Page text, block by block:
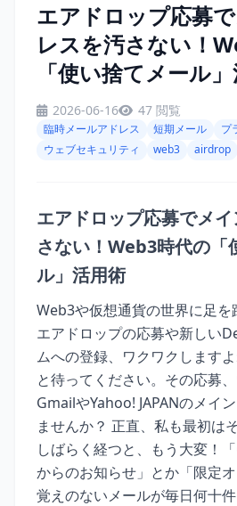
エアドロップ応募
レスを汚さない！
「使い捨てメール
2026-06-16 47 閲覧
臨時メールアドレス 短期メール
プ
ウェブセキュリティ
web3 airdrop
エアドロップ応募でメ
さない！Web3時代の「
ル」活用術
Web3や仮想通貨の世界に足を
エアドロップの応募や新しい
ムへの登録、ワクワクします
と待ってください。その応募
GmailやYahoo! JAPANのメイ
ませんか？ 正直、私も最初は
しばらく経つと、もう大変！
からのお知らせ」とか「限定
覚えのないメールが毎日何十